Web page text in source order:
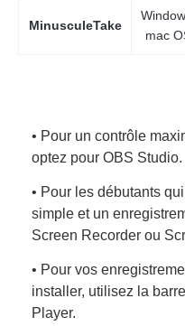
MinusculeTake
mac
• Pour un contrôle
optez pour OBS Studio.
• Pour les débutants
simple et un
Screen Recorder ou
• Pour vos
installer, utilisez la
Player.